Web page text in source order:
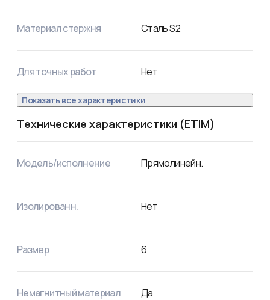
Материал стержня Сталь S2
Для точных работ Нет
Показать все характеристики
Технические характеристики (ETIM)
Модель/исполнение Прямолинейн.
Изолированн. Нет
Размер 6
Немагнитный материал Да